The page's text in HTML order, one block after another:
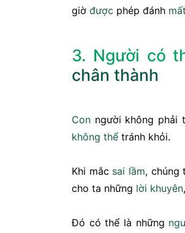
giờ được phép đánh mất
3. Người có
chân thành
Con người không phải
không thể tránh khỏi.
Khi mắc sai lầm, chúng
cho ta những lời khuyên
Đó có thể là những